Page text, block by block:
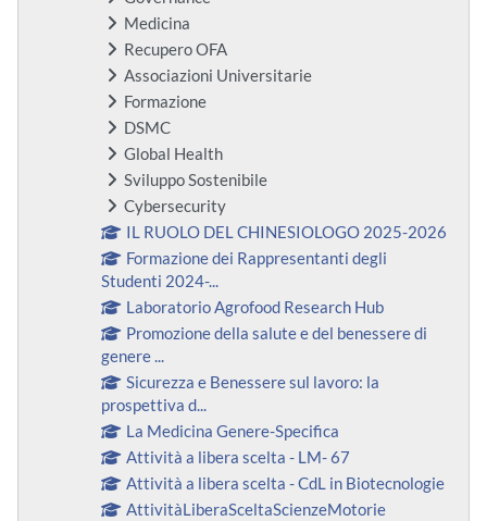
Medicina
Recupero OFA
Associazioni Universitarie
Formazione
DSMC
Global Health
Sviluppo Sostenibile
Cybersecurity
IL RUOLO DEL CHINESIOLOGO 2025-2026
Formazione dei Rappresentanti degli
Studenti 2024-...
Laboratorio Agrofood Research Hub
Promozione della salute e del benessere di
genere ...
Sicurezza e Benessere sul lavoro: la
prospettiva d...
La Medicina Genere-Specifica
Attività a libera scelta - LM- 67
Attività a libera scelta - CdL in Biotecnologie
AttivitàLiberaSceltaScienzeMotorie